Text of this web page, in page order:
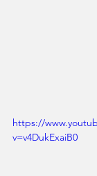
https://
v=v4DukExaiB0